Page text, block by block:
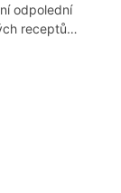
odpolední
receptů…